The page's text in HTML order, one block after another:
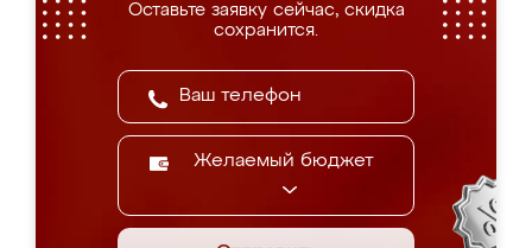
Оставьте заявку сейчас, скидка
сохранится.
Желаемый бюджет